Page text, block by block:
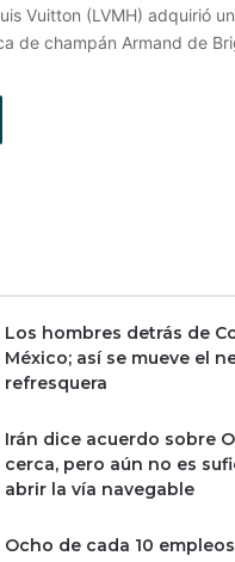
Vuitton (LVMH) adquirió
de champán Armand de
Los hombres detrás de
México; así se mueve el
refresquera
Irán dice acuerdo sobre
cerca, pero aún no es
abrir la vía navegable
Ocho de cada 10